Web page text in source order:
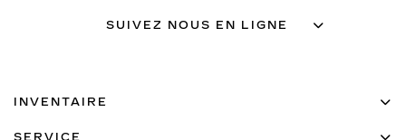
SUIVEZ NOUS EN LIGNE
INVENTAIRE
SERVICE